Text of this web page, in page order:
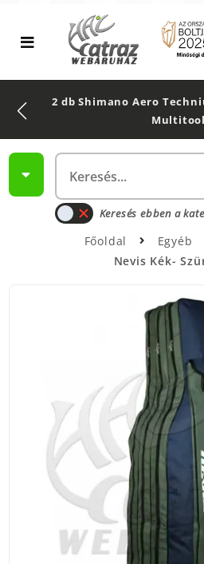
2 db Shimano Aero
Multitool
Keresés ebben a
Főoldal Egyéb
Nevis Kék-